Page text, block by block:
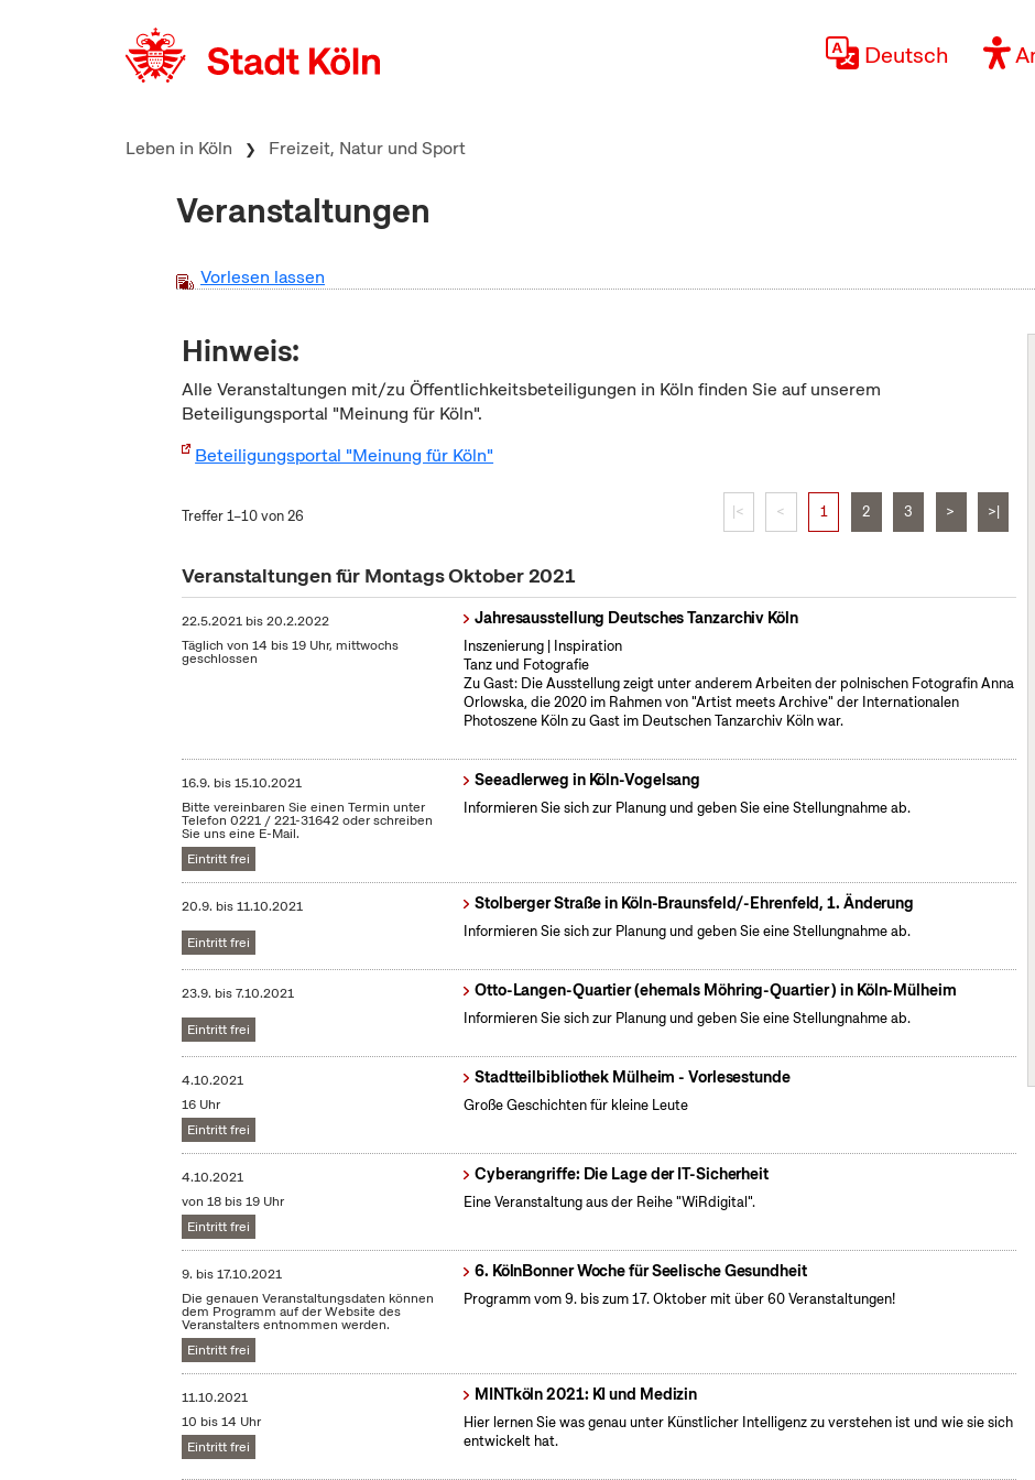
Deutsch
Leben in Köln Freizeit, Natur und Sport
Veranstaltungen
Vorlesen lassen
Hinweis:
Alle Veranstaltungen mit/zu Öffentlichkeitsbeteiligungen in Köln finden Sie auf unserem
Beteiligungsportal "Meinung für Köln".
Beteiligungsportal "Meinung für Köln"
Treffer 1–10 von 26 |< < 1 2 3 > >|
Veranstaltungen für Montags Oktober 2021
22.5.2021 bis20.2.2022
Täglich von 14 bis 19 Uhr, mittwochs
geschlossen
Jahresausstellung Deutsches Tanzarchiv Köln
Inszenierung | Inspiration
Tanz und Fotografie
Zu Gast: Die Ausstellung zeigt unter anderem Arbeiten der polnischen Fotografin Anna
Orlowska, die 2020 im Rahmen von "Artist meets Archive" der Internationalen
Photoszene Köln zu Gast im Deutschen Tanzarchiv Köln war.
16.9. bis15.10.2021
Bitte vereinbaren Sie einen Termin unter
Telefon 0221 / 221-31642 oder schreiben
Sie uns eine E-Mail.
Eintritt frei
Seeadlerweg in Köln-Vogelsang
Informieren Sie sich zur Planung und geben Sie eine Stellungnahme ab.
20.9. bis11.10.2021
Eintritt frei
Stolberger Straße in Köln-Braunsfeld/-Ehrenfeld, 1. Änderung
Informieren Sie sich zur Planung und geben Sie eine Stellungnahme ab.
23.9. bis7.10.2021
Eintritt frei
Otto-Langen-Quartier (ehemals Möhring-Quartier ) in Köln-Mülheim
Informieren Sie sich zur Planung und geben Sie eine Stellungnahme ab.
4.10.2021
16 Uhr
Eintritt frei
Stadtteilbibliothek Mülheim - Vorlesestunde
Große Geschichten für kleine Leute
4.10.2021
von 18 bis 19 Uhr
Eintritt frei
Cyberangriffe: Die Lage der IT-Sicherheit
Eine Veranstaltung aus der Reihe "WiRdigital".
9. bis17.10.2021
Die genauen Veranstaltungsdaten können
dem Programm auf der Website des
Veranstalters entnommen werden.
Eintritt frei
6. KölnBonner Woche für Seelische Gesundheit
Programm vom 9. bis zum 17. Oktober mit über 60 Veranstaltungen!
11.10.2021
10 bis 14 Uhr
Eintritt frei
MINTköln 2021: KI und Medizin
Hier lernen Sie was genau unter Künstlicher Intelligenz zu verstehen ist und wie sie sich
entwickelt hat.